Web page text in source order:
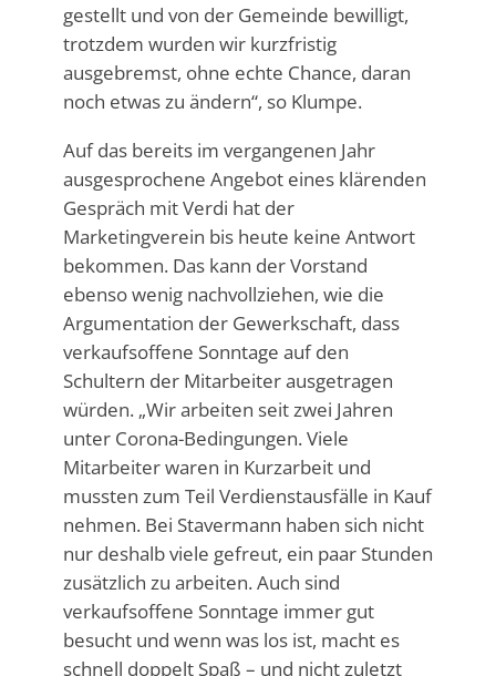
gestellt und von der Gemeinde bewilligt,
trotzdem wurden wir kurzfristig
ausgebremst, ohne echte Chance, daran
noch etwas zu ändern“, so Klumpe.
Auf das bereits im vergangenen Jahr
ausgesprochene Angebot eines klärenden
Gespräch mit Verdi hat der
Marketingverein bis heute keine Antwort
bekommen. Das kann der Vorstand
ebenso wenig nachvollziehen, wie die
Argumentation der Gewerkschaft, dass
verkaufsoffene Sonntage auf den
Schultern der Mitarbeiter ausgetragen
würden. „Wir arbeiten seit zwei Jahren
unter Corona-Bedingungen. Viele
Mitarbeiter waren in Kurzarbeit und
mussten zum Teil Verdienstausfälle in Kauf
nehmen. Bei Stavermann haben sich nicht
nur deshalb viele gefreut, ein paar Stunden
zusätzlich zu arbeiten. Auch sind
verkaufsoffene Sonntage immer gut
besucht und wenn was los ist, macht es
schnell doppelt Spaß – und nicht zuletzt